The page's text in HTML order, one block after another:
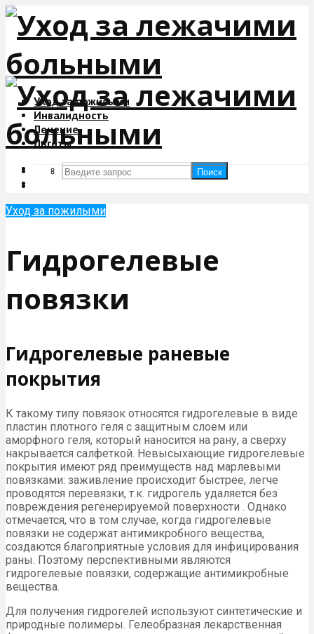
Уход за пожилыми
Инвалидность
Лечение
Льготы
Поиск
Поиск
Уход за пожилыми
Гидрогелевые
повязки
Гидрогелевые раневые
покрытия
К такому типу повязок относятся гидрогелевые в виде
пластин плотного геля с защитным слоем или
аморфного геля, который наносится на рану, а сверху
накрывается салфеткой. Невысыхающие гидрогелевые
покрытия имеют ряд преимуществ над марлевыми
повязками: заживление происходит быстрее, легче
проводятся перевязки, т.к. гидрогель удаляется без
повреждения регенерируемой поверхности . Однако
отмечается, что в том случае, когда гидрогелевые
повязки не содержат антимикробного вещества,
создаются благоприятные условия для инфицирования
раны. Поэтому перспективными являются
гидрогелевые повязки, содержащие антимикробные
вещества.
Для получения гидрогелей используют синтетические и
природные полимеры. Гелеобразная лекарственная